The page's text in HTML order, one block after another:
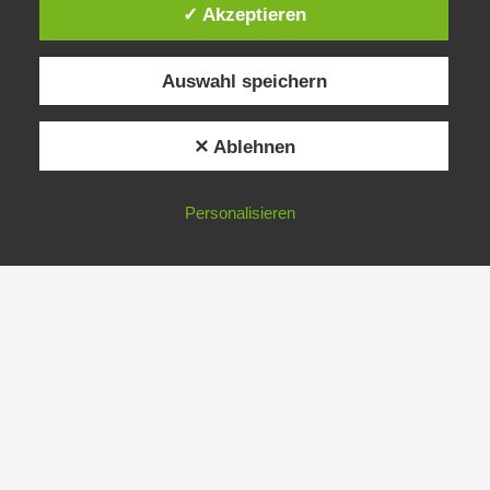
✓ Akzeptieren
Auswahl speichern
✕ Ablehnen
Personalisieren